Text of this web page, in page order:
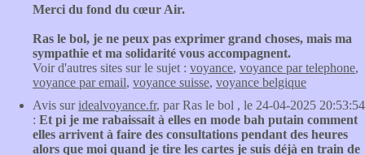
Merci du fond du cœur Air.
Ras le bol, je ne peux pas exprimer grand choses, mais ma
sympathie et ma solidarité vous accompagnent.
Voir d'autres sites sur le sujet : voyance, voyance par telephone,
voyance par email, voyance suisse, voyance belgique
Avis suridealvoyance.fr, par Ras le bol , le 24-04-2025 20:53:54
: Et pi je me rabaissait à elles en mode bah putain comment
elles arrivent à faire des consultations pendant des heures
alors que moi quand je tire les cartes je suis déjà en train de